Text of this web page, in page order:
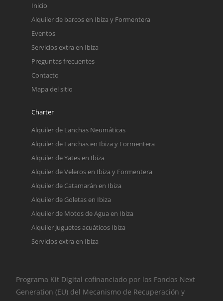
Inicio
Alquiler de barcos en Ibiza y Formentera
Eventos
Servicios extra en Ibiza
Preguntas frecuentes
Contacto
Mapa del sitio
Charter
Alquiler de Lanchas Neumáticas
Alquiler de Lanchas en Ibiza y Formentera
Alquiler de Yates en Ibiza
Alquiler de Veleros en Ibiza y Formentera
Alquiler de Catamarán en Ibiza
Alquiler de Goletas en Ibiza
Alquiler de Motos de Agua en Ibiza
Alquiler Juguetes acuáticos Ibiza
Servicios extra en Ibiza
Programa Kit Digital cofinanciado por los Fondos Next
Generation (EU) del Mecanismo de Recuperación y